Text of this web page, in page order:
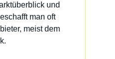
und
man oft
meist dem